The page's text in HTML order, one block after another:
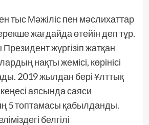
тыс Мәжіліс пен мәслихаттар
жағдайда өтейін деп тұр.
жүргізіп жатқан
нақты жемісі, көрінісі
2019 жылдан бері Ұлттық
аясында саяси
5 топтамасы қабылданды.
белгілі